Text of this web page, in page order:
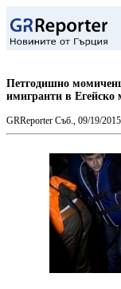
Петгодишно
имигранти в Егейско
GRReporter Съб., 09/19/